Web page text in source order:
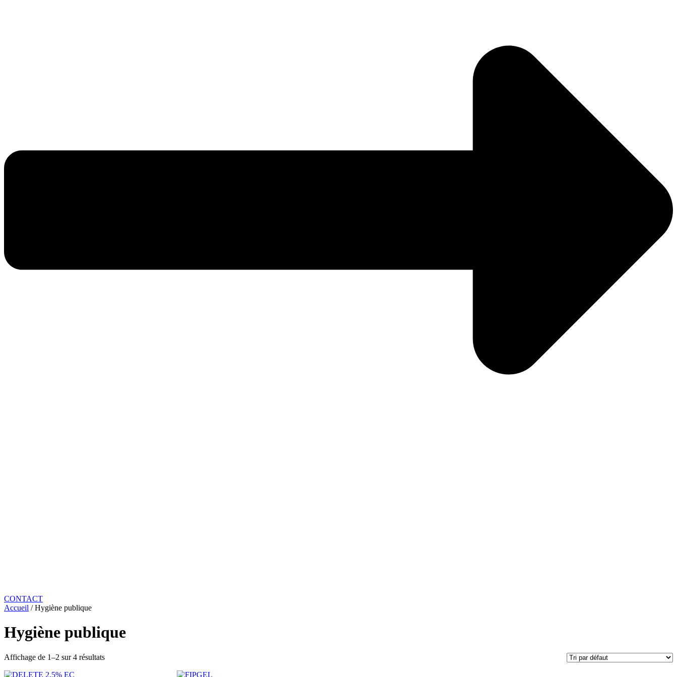
CONTACT
Accueil / Hygiène publique
Hygiène publique
Affichage de 1–2 sur 4 résultats